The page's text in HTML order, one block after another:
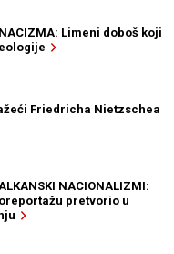
NACIZMA: Limeni doboš koji
Friedricha Nietzschea
NACIONALIZMI:
pretvorio u